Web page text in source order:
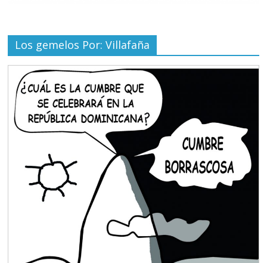
Los gemelos Por: Villafaña